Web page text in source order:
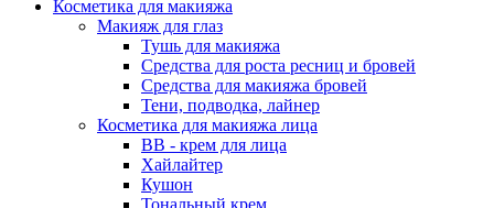
Косметика для макияжа
Макияж для глаз
Тушь для макияжа
Средства для роста ресниц и бровей
Средства для макияжа бровей
Тени, подводка, лайнер
Косметика для макияжа лица
ВВ - крем для лица
Хайлайтер
Кушон
Тональный крем